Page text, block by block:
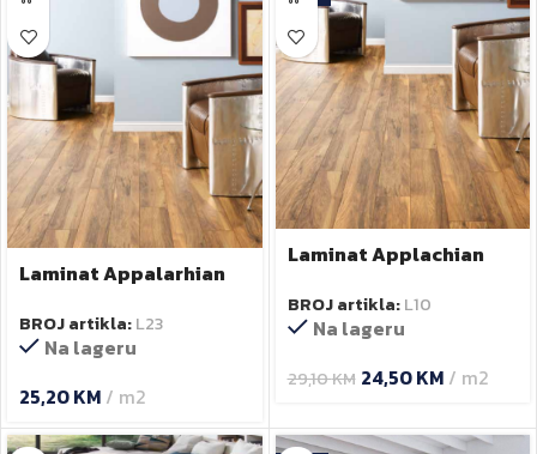
Laminat Appalarhian
BROJ artikla:L23
Na lageru
25,20KM m2
Laminat Applachian
BROJ artikla:L10
Na lageru
29,10KM 24,50KM m2